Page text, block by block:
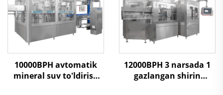
10000BPH avtomatik
mineral suv to'ldirish
12000BPH 3 narsada 1
gazlangan shirin